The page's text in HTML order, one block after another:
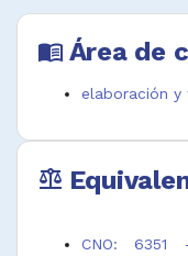
Carnicero
industrial
Carnicero
Carnicero
Chacinero
Clasificador
beneficiadero
menu_book Área de
elaboración y
balance
CNO: